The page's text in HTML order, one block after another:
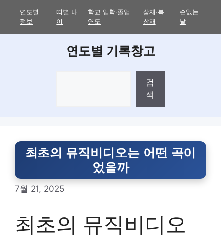
연도별
정보
띠별 나
이
학교 입학·졸업
연도
삼재·복
삼재
손없는
날
연도별 기록창고
검
색
최초의 뮤직비디오는 어떤 곡이
었을까
7월 21, 2025
최초의 뮤직비디오